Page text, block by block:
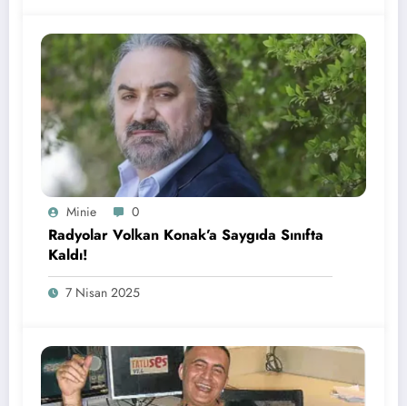
Minie 0
Radyolar Volkan Konak’a Saygıda Sınıfta
Kaldı!
7 Nisan 2025